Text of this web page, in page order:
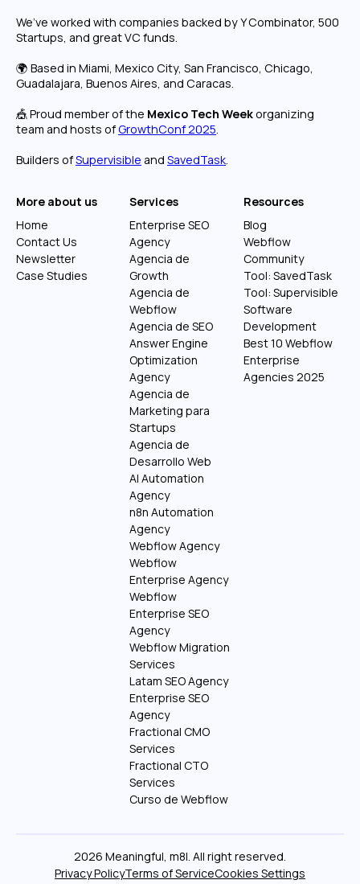
We’ve worked with companies backed by Y Combinator, 500
Startups, and great VC funds.
🌍 Based in Miami, Mexico City, San Francisco, Chicago,
Guadalajara, Buenos Aires, and Caracas.
🎪 Proud member of the Mexico Tech Weekorganizing
team and hosts ofGrowthConf 2025.
Builders ofSupervisible and SavedTask.
More about us
Home
Contact Us
Newsletter
Case Studies
Services
Enterprise SEO
Agency
Agencia de
Growth
Agencia de
Webflow
Agencia de SEO
Answer Engine
Optimization
Agency
Agencia de
Marketing para
Startups
Agencia de
Desarrollo Web
AI Automation
Agency
n8n Automation
Agency
Webflow Agency
Webflow
Enterprise Agency
Webflow
Enterprise SEO
Agency
Webflow Migration
Services
Latam SEO Agency
Enterprise SEO
Agency
Fractional CMO
Services
Fractional CTO
Services
Curso de Webflow
Resources
Blog
Webflow
Community
Tool: SavedTask
Tool: Supervisible
Software
Development
Best 10 Webflow
Enterprise
Agencies 2025
2026 Meaningful, m8l. All right reserved.
Privacy PolicyTerms of ServiceCookies Settings